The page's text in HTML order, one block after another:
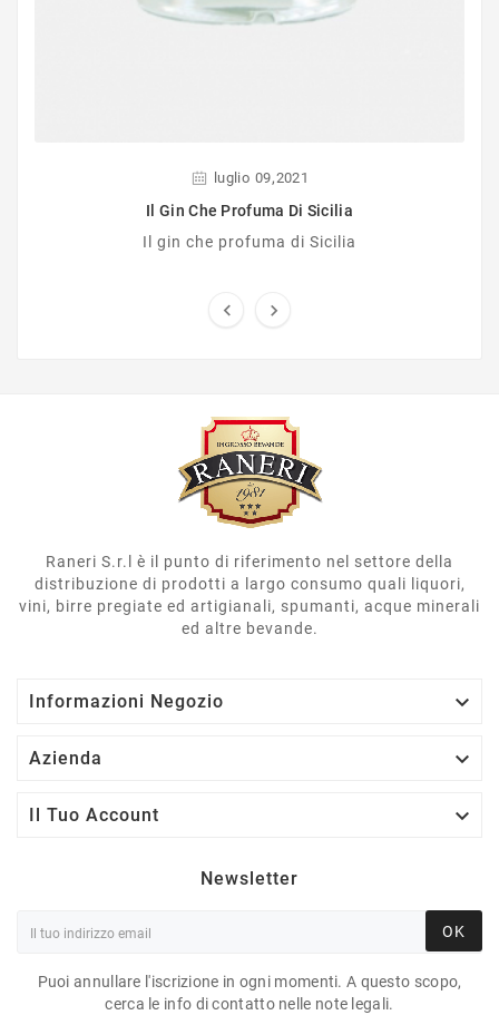
luglio 09,2021
Il Gin Che Profuma Di Sicilia
Il gin che profuma di Sicilia
 
Raneri S.r.l è il punto di riferimento nel settore della
distribuzione di prodotti a largo consumo quali liquori,
vini, birre pregiate ed artigianali, spumanti, acque minerali
ed altre bevande.
Informazioni Negozio 
Azienda 
Il Tuo Account 
Newsletter
OK
Puoi annullare l'iscrizione in ogni momenti. A questo scopo,
cerca le info di contatto nelle note legali.